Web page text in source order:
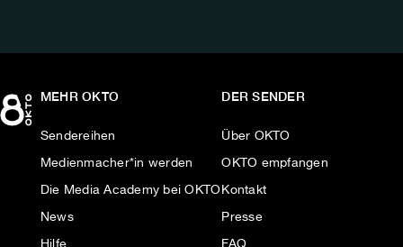
MEHR OKTO
Sendereihen
Medienmacher*in werden
Die Media Academy bei OKTO
News
Hilfe
DER SENDER
Über OKTO
OKTO empfangen
Kontakt
Presse
FAQ